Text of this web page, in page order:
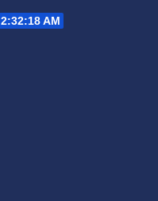
2:32:19 AM